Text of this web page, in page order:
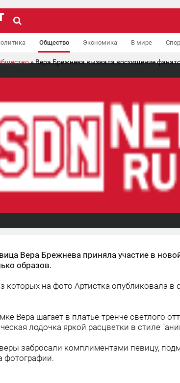
Общество Экономика В мире
» Вера Брежнева вызвала восхищение
Вера Брежнева приняла участие в
образов.
которых на фото Артистка опубликовала в
Вера шагает в платье-тренче светлого
лодочка яркой расцветки в стиле
забросали комплиментами певицу,
фотографии.